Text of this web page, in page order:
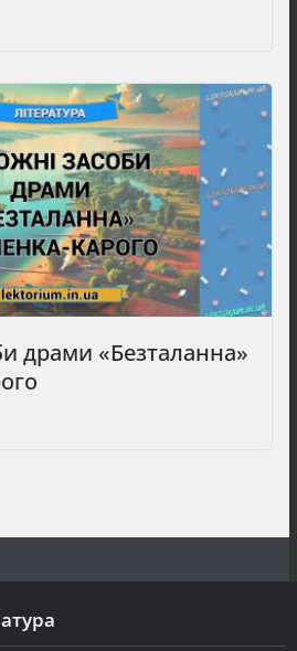
драми «Безталанна»